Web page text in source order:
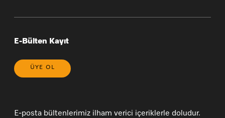
E-Bülten Kayıt
ÜYE OL
E-posta bültenlerimiz ilham verici içeriklerle doludur.